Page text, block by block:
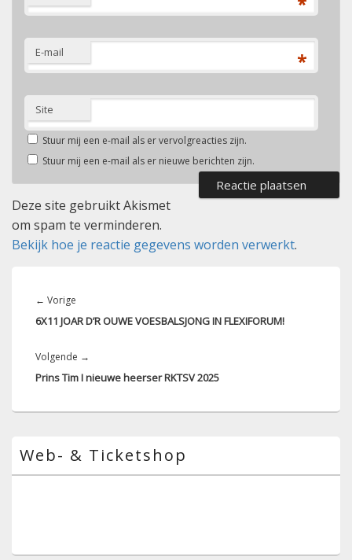
E-mail *
Site
Stuur mij een e-mail als er vervolgreacties zijn.
Stuur mij een e-mail als er nieuwe berichten zijn.
Deze site gebruikt Akismet
om spam te verminderen.
Bekijk hoe je reactie gegevens worden verwerkt.
navigatie
← Vorige
bericht:
6X11 JOAR D’R OUWE VOESBALSJONG IN FLEXIFORUM!
Volgende →
bericht:
Prins Tim I nieuwe heerser RKTSV 2025
zijbalk
widget
Web- & Ticketshop